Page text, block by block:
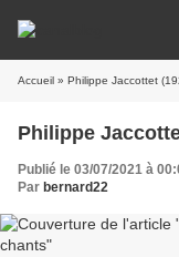
Accueil » Philippe Jaccottet
Philippe
Publié le 03/07/2021 à
Par bernard22